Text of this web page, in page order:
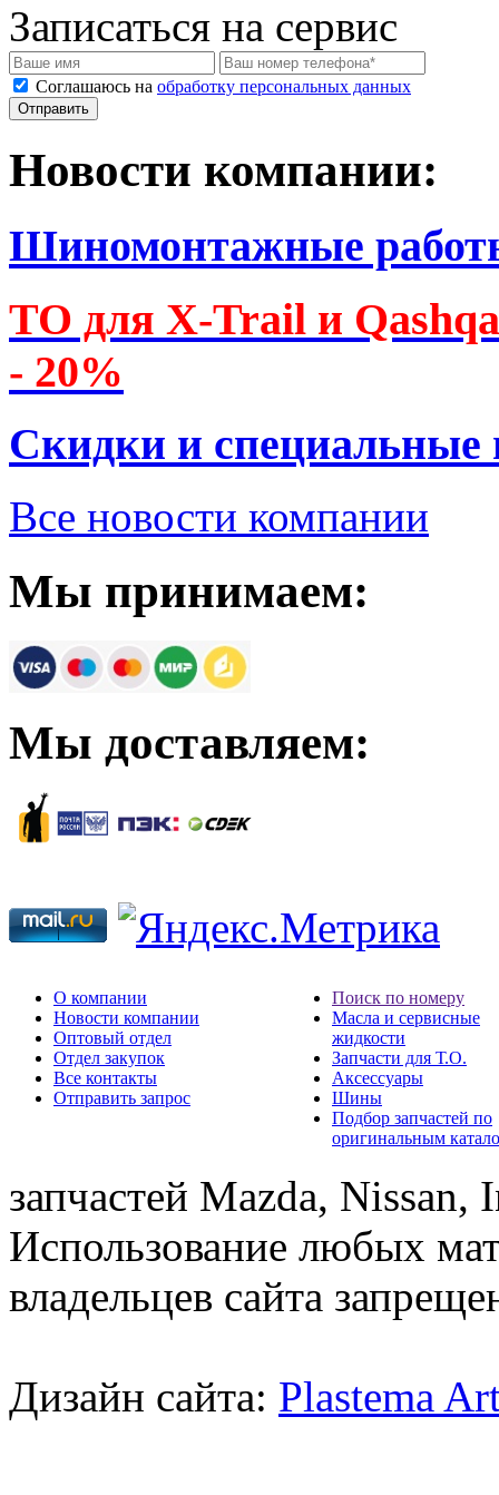
Записаться на сервис
Соглашаюсь на обработку персональных данных
Новости компании:
Шиномонтажные
ТО для X-Trail и
- 20%
Скидки и специальные
Все новости компании
Мы принимаем:
Мы доставляем:
О компании
Новости компании
Оптовый отдел
Отдел закупок
Все контакты
Отправить запрос
Поиск по номеру
Масла и сервисные
жидкости
Запчасти для Т.О.
Аксессуары
Шины
Подбор запчастей по
оригинальным
запчастей Mazda,
Использование любых
владельцев сайта
Дизайн сайта: Plastema